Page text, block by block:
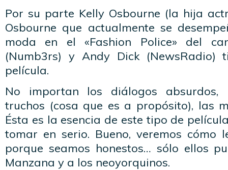
Por su parte Kelly Osbourne (la hija
Osbourne que actualmente se
moda en el «Fashion Police» del
(Numb3rs) y Andy Dick (NewsRadio)
película.
No importan los diálogos absurdos,
truchos (cosa que es a propósito), las
Ésta es la esencia de este tipo de
tomar en serio. Bueno, veremos
porque seamos honestos… sólo ellos
Manzana y a los neoyorquinos.